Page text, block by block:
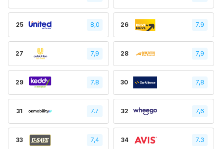
25 8,0 26 7.9
27 7,9 28 7,9
29 7.8 30 7,8
31 7.7 32 7,6
33 7,4 34 7.3